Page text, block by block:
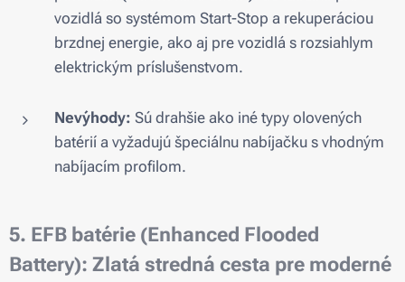
vozidlá so systémom Start-Stop a rekuperáciou
brzdnej energie, ako aj pre vozidlá s rozsiahlym
elektrickým príslušenstvom.
Nevýhody: Sú drahšie ako iné typy olovených
batérií a vyžadujú špeciálnu nabíjačku s vhodným
nabíjacím profilom.
5. EFB batérie (Enhanced Flooded
Battery): Zlatá stredná cesta pre moderné